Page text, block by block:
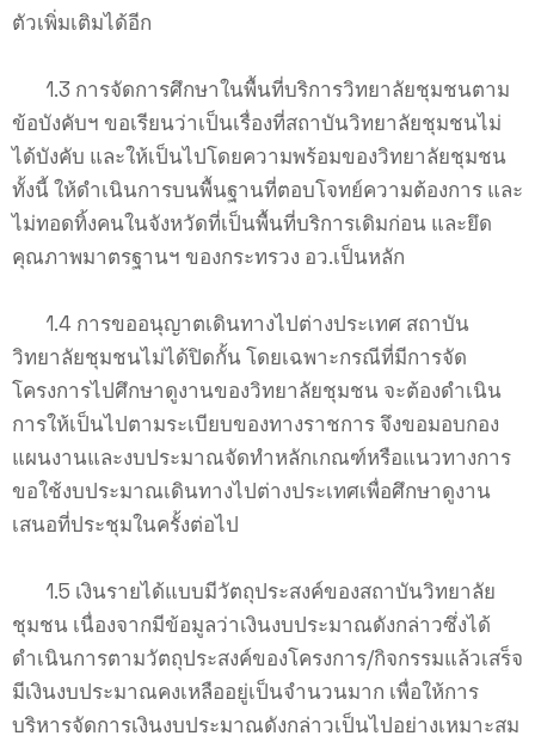
ตัวเพิ่มเติมได้อีก
1.3 การจัดการศึกษาในพื้นที่บริการวิทยาลัยชุมชนตาม
ข้อบังคับฯ ขอเรียนว่าเป็นเรื่องที่สถาบันวิทยาลัยชุมชนไม่
ได้บังคับ และให้เป็นไปโดยความพร้อมของวิทยาลัยชุมชน
ทั้งนี้ ให้ดำเนินการบนพื้นฐานที่ตอบโจทย์ความต้องการ และ
ไม่ทอดทิ้งคนในจังหวัดที่เป็นพื้นที่บริการเดิมก่อน และยึด
คุณภาพมาตรฐานฯ ของกระทรวง อว.เป็นหลัก
1.4 การขออนุญาตเดินทางไปต่างประเทศ สถาบัน
วิทยาลัยชุมชนไม่ได้ปิดกั้น โดยเฉพาะกรณีที่มีการจัด
โครงการไปศึกษาดูงานของวิทยาลัยชุมชน จะต้องดำเนิน
การให้เป็นไปตามระเบียบของทางราชการ จึงขอมอบกอง
แผนงานและงบประมาณจัดทำหลักเกณฑ์หรือแนวทางการ
ขอใช้งบประมาณเดินทางไปต่างประเทศเพื่อศึกษาดูงาน
เสนอที่ประชุมในครั้งต่อไป
1.5 เงินรายได้แบบมีวัตถุประสงค์ของสถาบันวิทยาลัย
ชุมชน เนื่องจากมีข้อมูลว่าเงินงบประมาณดังกล่าวซึ่งได้
ดำเนินการตามวัตถุประสงค์ของโครงการ/กิจกรรมแล้วเสร็จ
มีเงินงบประมาณคงเหลืออยู่เป็นจำนวนมาก เพื่อให้การ
บริหารจัดการเงินงบประมาณดังกล่าวเป็นไปอย่างเหมาะสม